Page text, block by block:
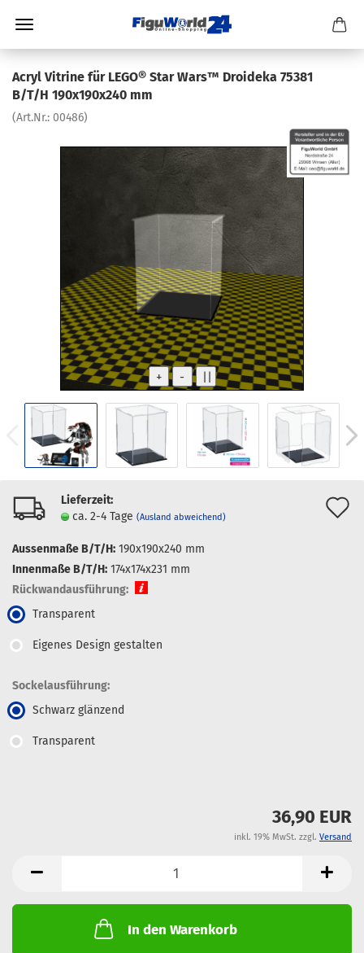
Acryl Vitrine für LEGO® Star Wars™ Droideka 75381
B/T/H 190x190x240 mm
(Art.Nr.: 00486)
Lieferzeit:
ca. 2-4 Tage (Ausland abweichend)
Aussenmaße B/T/H: 190x190x240 mm
Innenmaße B/T/H: 174x174x231 mm
Rückwandausführung:
Transparent
Eigenes Design gestalten
Sockelausführung:
Schwarz glänzend
Transparent
36,90 EUR
inkl. 19% MwSt. zzgl. Versand
In den Warenkorb